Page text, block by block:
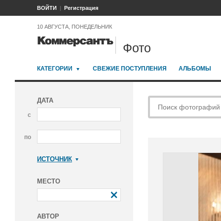
ВОЙТИ Регистрация
10 АВГУСТА, ПОНЕДЕЛЬНИК
Фото
КАТЕГОРИИ СВЕЖИЕ ПОСТУПЛЕНИЯ АЛЬБОМЫ
ДАТА
с
по
ИСТОЧНИК
МЕСТО
АВТОР